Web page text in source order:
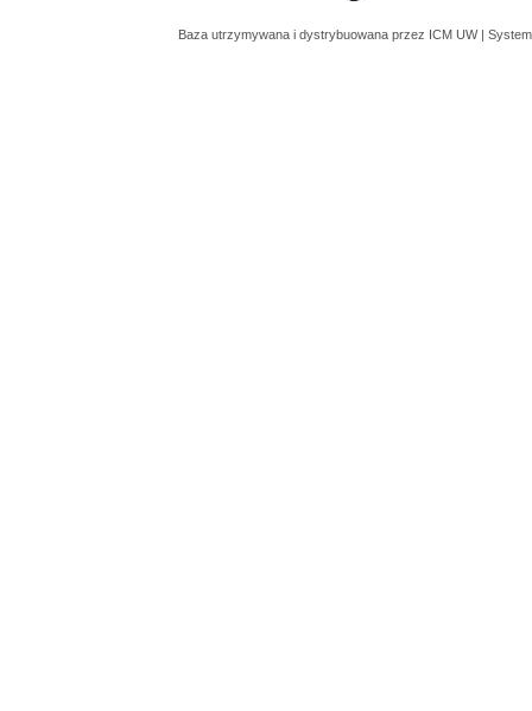
Baza utrzymywana i dystrybuowana przez ICM UW |